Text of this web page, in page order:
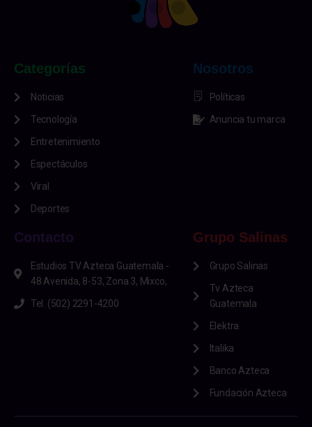
Categorías
Noticias
Tecnología
Entretenimiento
Espectáculos
Viral
Deportes
Nosotros
Políticas
Anuncia tu marca
Contacto
Estudios TV Azteca Guatemala -
48 Avenida, 8-53, Zona 3, Mixco,
Tel. (502) 2291-4200
Grupo Salinas
Grupo Salinas
Tv Azteca
Guatemala
Elektra
Italika
Banco Azteca
Fundación Azteca